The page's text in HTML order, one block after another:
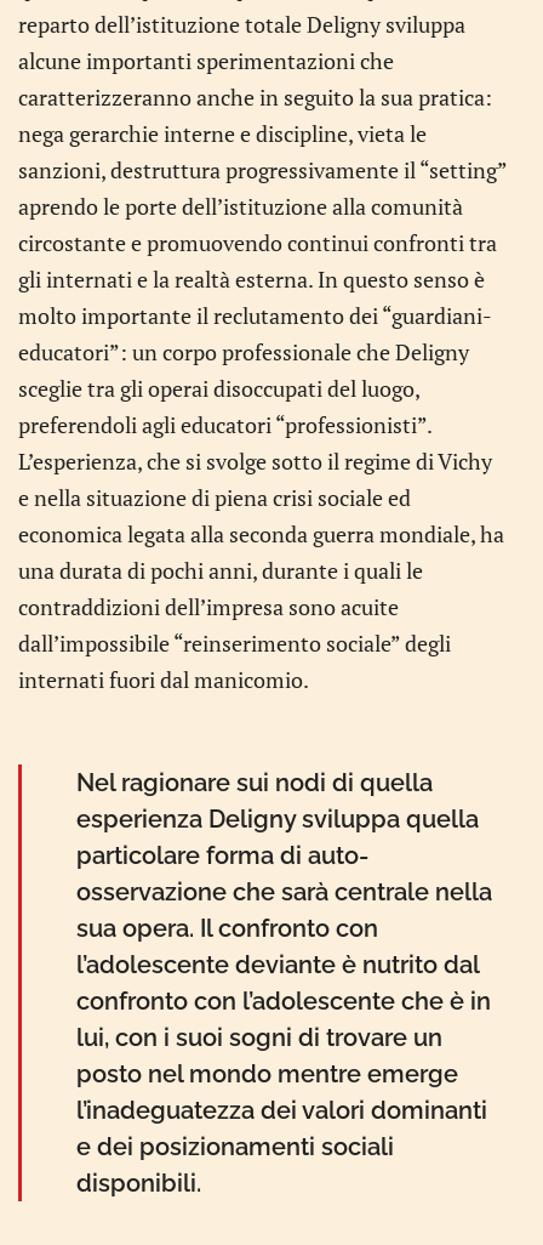
reparto dell’istituzione totale Deligny sviluppa
alcune importanti sperimentazioni che
caratterizzeranno anche in seguito la sua pratica:
nega gerarchie interne e discipline, vieta le
sanzioni, destruttura progressivamente il “setting”
aprendo le porte dell’istituzione alla comunità
circostante e promuovendo continui confronti tra
gli internati e la realtà esterna. In questo senso è
molto importante il reclutamento dei “guardiani-
educatori”: un corpo professionale che Deligny
sceglie tra gli operai disoccupati del luogo,
preferendoli agli educatori “professionisti”.
L’esperienza, che si svolge sotto il regime di Vichy
e nella situazione di piena crisi sociale ed
economica legata alla seconda guerra mondiale, ha
una durata di pochi anni, durante i quali le
contraddizioni dell’impresa sono acuite
dall’impossibile “reinserimento sociale” degli
internati fuori dal manicomio.
Nel ragionare sui nodi di quella
esperienza Deligny sviluppa quella
particolare forma di auto-
osservazione che sarà centrale nella
sua opera. Il confronto con
l’adolescente deviante è nutrito dal
confronto con l’adolescente che è in
lui, con i suoi sogni di trovare un
posto nel mondo mentre emerge
l’inadeguatezza dei valori dominanti
e dei posizionamenti sociali
disponibili.